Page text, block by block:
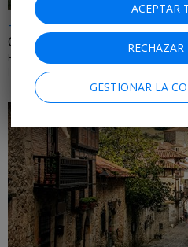
-25%
Oasis de relax frente a lago
HOTEL TERRADETS • CATALUÑA
HASTA EL 31 DE AGOSTO DE 2026
←
ACEPTAR
GESTIONAR LA